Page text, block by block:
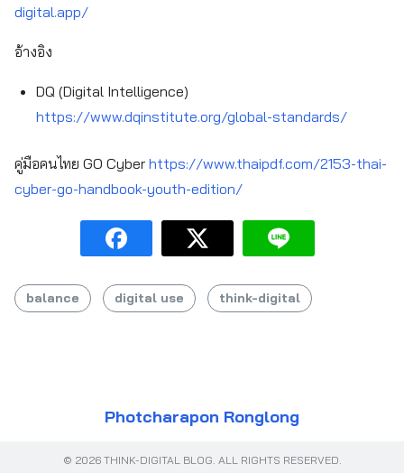
digital.app/
อ้างอิง
DQ (Digital Intelligence)
https://www.dqinstitute.org/global-standards/
คู่มือคนไทย GO Cyber https://www.thaipdf.com/2153-thai-
cyber-go-handbook-youth-edition/
balance digital use think-digital
Photcharapon Ronglong
© 2026 THINK-DIGITAL BLOG. ALL RIGHTS RESERVED.